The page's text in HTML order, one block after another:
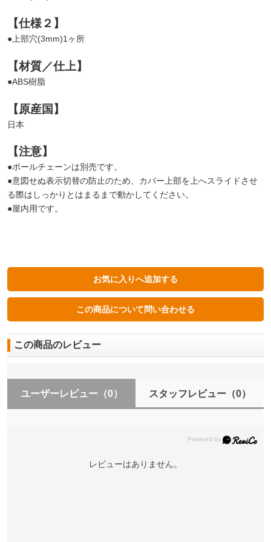
【仕様２】
●上部穴(3mm)1ヶ所
【材質／仕上】
●ABS樹脂
【原産国】
日本
【注意】
●ボールチェーンは別売です。
●意図せぬ表示切替の防止のため、カバー上部を上へスライドさせ
る際はしっかりとはまるまで動かしてください。
●屋内用です。
この商品のレビュー
ユーザーレビュー （0） スタッフレビュー（0）
レビューはありません。